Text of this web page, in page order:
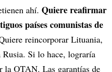
ahí. Quiere reafirmar
países comunistas de
reincorporar Lituania,
Si lo hace, lograría
la OTAN. Las garantías de